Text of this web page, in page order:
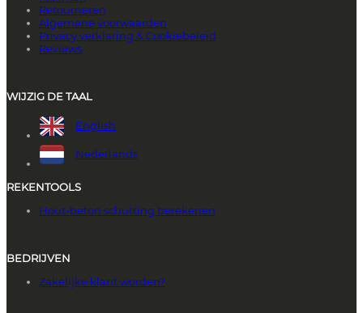
Retourneren
Algemene voorwaarden
Privacy verklaring & Cookiebeleid
Reviews
WIJZIG DE TAAL
English
Nederlands
REKENTOOLS
Hout-beton schutting berekenen
BEDRIJVEN
Zakelijke klant worden?